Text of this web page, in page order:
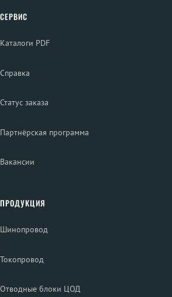
СЕРВИС
Каталоги PDF
Справка
Статус заказа
Партнёрская программа
Вакансии
ПРОДУКЦИЯ
Шинопровод
Токопровод
Отводные блоки ЦОД